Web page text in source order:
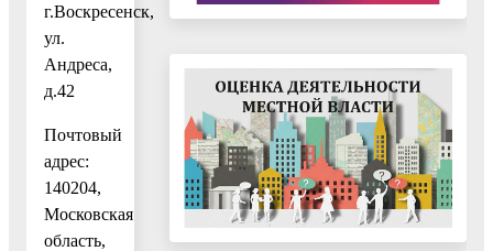
г.Воскресенск,
ул.
Андреса,
д.42
Почтовый
адрес:
140204,
Московская
область,